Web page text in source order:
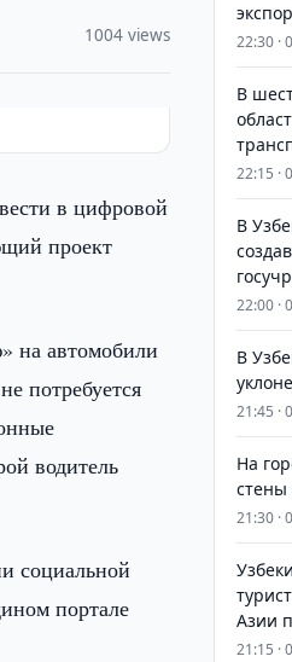
1004 views
в цифровой
проект
на автомобили
потребуется
водитель
социальной
портале
22:30 ·
В
22:15 ·
В
22:00 ·
В
21:45 ·
На
стены
21:30 ·
Азии
21:15 ·